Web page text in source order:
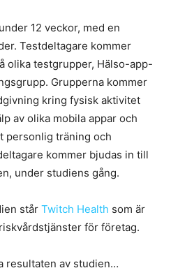
12 veckor, med en
Testdeltagare kommer
olika testgrupper, Hälso-app-
Grupperna kommer
kring fysisk aktivitet
av olika mobila appar och
personlig träning och
kommer bjudas in till
under studiens gång.
står Twitch Health som är
för företag.
resultaten av studien…